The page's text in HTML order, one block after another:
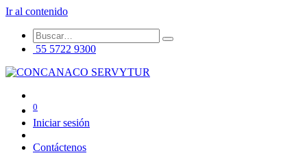
Ir al contenido
55 5722 9300
0
Iniciar sesión
Contáctenos